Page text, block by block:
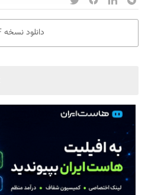
دانلود نسخه PDF